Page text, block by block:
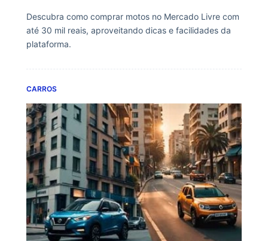
Descubra como comprar motos no Mercado Livre com
até 30 mil reais, aproveitando dicas e facilidades da
plataforma.
CARROS